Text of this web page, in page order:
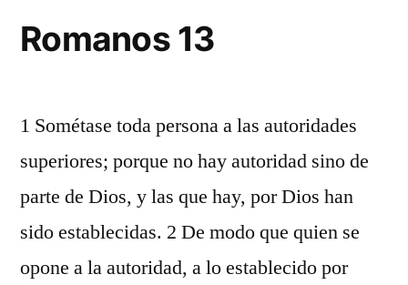
Romanos 13
1 Sométase toda persona a las autoridades
superiores; porque no hay autoridad sino de
parte de Dios, y las que hay, por Dios han
sido establecidas. 2 De modo que quien se
opone a la autoridad, a lo establecido por